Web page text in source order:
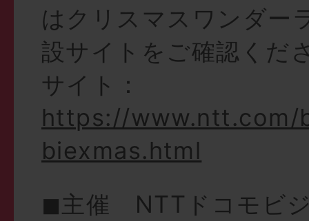
はクリスマスワンダー
設サイトをご確認くだ
サイト：
https://www.ntt.com/
biexmas.html
◼︎主催 NTTドコモビ